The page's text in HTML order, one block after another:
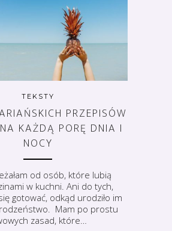
TEKSTY
PRZEPISÓW
KAŻDĄ PORĘ DNIA I
NOCY
od osób, które lubią
w kuchni. Ani do tych,
gotować, odkąd urodziło im
Mam po prostu
zasad, które…